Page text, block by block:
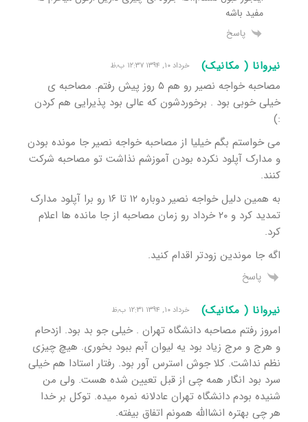
مفید باشه
پاسخ
نیروانا ( مکانیک) خرداد ۱۰, ۱۳۹۴ ۱۲:۳۷ ب٫ظ
مصاحبه خواجه نصیر رو هم ۵ روز پیش رفتم. مصاحبه ی
خیلی خوبی بود . برخوردشون که عالی بود پذیرایی هم کردن
:)
می خواستم بگم خیلیا از مصاحبه خواجه نصیر جا مونده بودن
و مدارک آپلود نکرده بودن آموزشم نذاشت تو مصاحبه شرکت
کنند.
به همین دلیل خواجه نصیر دوباره ۱۲ تا ۱۶ رو برا آپلود مدارک
تمدید کرد و ۲۰ خرداد رو زمان مصاحبه از جا مانده ها اعلام
کرد.
اگه جا موندین زودتر اقدام کنید.
پاسخ
نیروانا ( مکانیک) خرداد ۱۰, ۱۳۹۴ ۱۲:۳۱ ب٫ظ
امروز رفتم مصاحبه دانشگاه تهران . خیلی جو بد بود. ازدحام
و هرج و مرج زیاد بود یه لیوان آبم ببود بخوری. هیچ چیزی
نظم نداشت. کلا جوش استرس آور بود. رفتار استادا هم خیلی
سرد بود انگار همه چی از قبل تعیین شده هست. ولی من
شنیده بودم دانشگاه تهران عادلانه نمره میده. توکل بر خدا
هر چی بهتره انشاالله همونم اتفاق بیفته.